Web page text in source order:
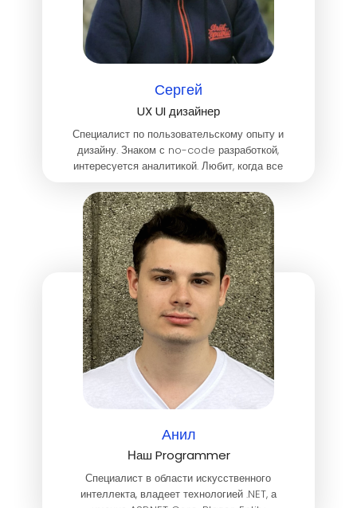
Сергей
UX UI дизайнер
Специалист по пользовательскому опыту и
дизайну. Знаком с no-code разработкой,
интересуется аналитикой. Любит, когда все
разработке дизайна мобильных приложений.
Эсперт по видеопрезентациям и
презентациям.
Анил
Наш Programmer
Специалист в области искусственного
интеллекта, владеет технологией .NET, а